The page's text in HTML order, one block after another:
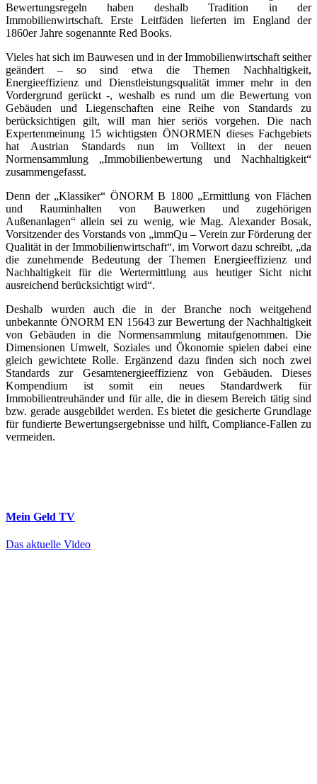
Bewertungsregeln haben deshalb Tradition in der
Immobilienwirtschaft. Erste Leitfäden lieferten im England der
1860er Jahre sogenannte Red Books.
Vieles hat sich im Bauwesen und in der Immobilienwirtschaft seither
geändert – so sind etwa die Themen Nachhaltigkeit,
Energieeffizienz und Dienstleistungsqualität immer mehr in den
Vordergrund gerückt -, weshalb es rund um die Bewertung von
Gebäuden und Liegenschaften eine Reihe von Standards zu
berücksichtigen gilt, will man hier seriös vorgehen. Die nach
Expertenmeinung 15 wichtigsten ÖNORMEN dieses Fachgebiets
hat Austrian Standards nun im Volltext in der neuen
Normensammlung „Immobilienbewertung und Nachhaltigkeit“
zusammengefasst.
Denn der „Klassiker“ ÖNORM B 1800 „Ermittlung von Flächen
und Rauminhalten von Bauwerken und zugehörigen
Außenanlagen“ allein sei zu wenig, wie Mag. Alexander Bosak,
Vorsitzender des Vorstands von „immQu – Verein zur Förderung der
Qualität in der Immobilienwirtschaft“, im Vorwort dazu schreibt, „da
die zunehmende Bedeutung der Themen Energieeffizienz und
Nachhaltigkeit für die Wertermittlung aus heutiger Sicht nicht
ausreichend berücksichtigt wird“.
Deshalb wurden auch die in der Branche noch weitgehend
unbekannte ÖNORM EN 15643 zur Bewertung der Nachhaltigkeit
von Gebäuden in die Normensammlung mitaufgenommen. Die
Dimensionen Umwelt, Soziales und Ökonomie spielen dabei eine
gleich gewichtete Rolle. Ergänzend dazu finden sich noch zwei
Standards zur Gesamtenergieeffizienz von Gebäuden. Dieses
Kompendium ist somit ein neues Standardwerk für
Immobilientreuhänder und für alle, die in diesem Bereich tätig sind
bzw. gerade ausgebildet werden. Es bietet die gesicherte Grundlage
für fundierte Bewertungsergebnisse und hilft, Compliance-Fallen zu
vermeiden.
Mein Geld TV
Das aktuelle Video